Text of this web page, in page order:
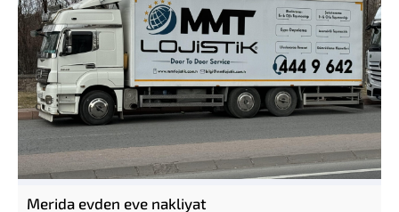
Merida evden eve nakliyat